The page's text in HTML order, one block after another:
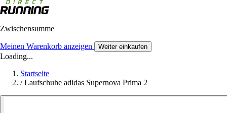
Zwischensumme
Meinen Warenkorb anzeigen Weiter einkaufen
Loading...
Startseite
/ Laufschuhe adidas Supernova Prima 2